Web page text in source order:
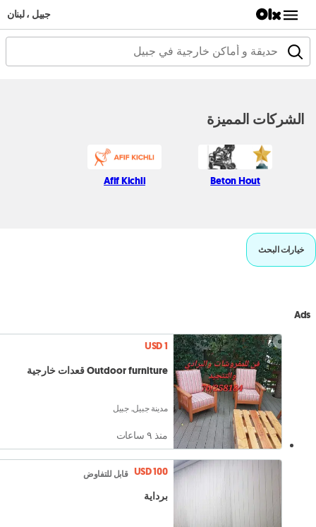
جبيل ، لبنان
الشركات المميزة
Beton Hout
Afif Kichli
خيارات البحث
Ads
USD 1
Outdoor furniture قعدات خارجية
مدينة جبيل, جبيل
منذ ٩ ساعات
USD 100 قابل للتفاوض
برداية